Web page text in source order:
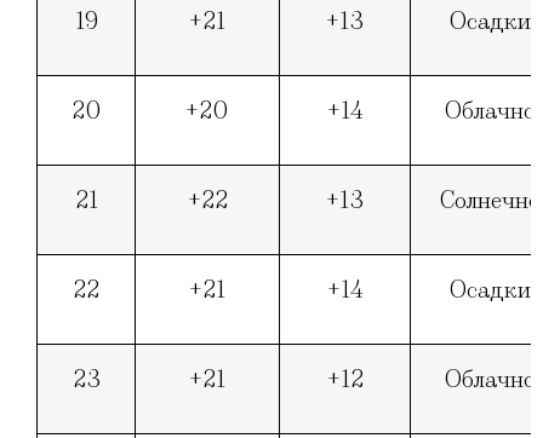
19 +21 +13 Осадки
20 +20 +14 Облачно
21 +22 +13 Солнечно
22 +21 +14 Осадки
23 +21 +12 Облачно